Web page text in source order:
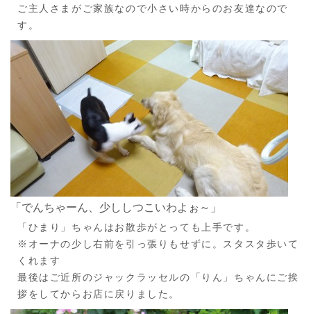
ご主人さまがご家族なので小さい時からのお友達なので
す。
「でんちゃーん、少ししつこいわよぉ～」
「ひまり」ちゃんはお散歩がとっても上手です。
※オーナの少し右前を引っ張りもせずに。スタスタ歩いて
くれます
最後はご近所のジャックラッセルの「りん」ちゃんにご挨
拶をしてからお店に戻りました。